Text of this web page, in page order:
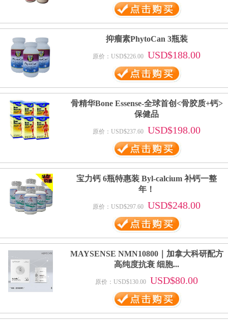
抑瘤素PhytoCan 3瓶装
原价：USD$226.00 USD$188.00
骨精华Bone Essense-全球首创<骨胶质+钙>
保健品
原价：USD$237.60 USD$198.00
宝力钙 6瓶特惠装 Byl-calcium 补钙一整
年！
原价：USD$297.60 USD$248.00
MAYSENSE NMN10800｜加拿大科研配方
高纯度抗衰 细胞...
原价：USD$130.00 USD$80.00